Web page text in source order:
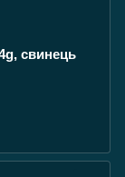
свинець